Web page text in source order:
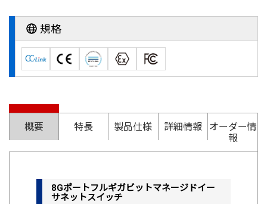
規格
概要 特長 製品仕様 詳細情報
オーダー情
報
8Gポートフルギガビットマネージドイー
サネットスイッチ